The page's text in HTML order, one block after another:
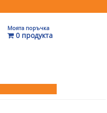
Моята поръчка
0 продукта